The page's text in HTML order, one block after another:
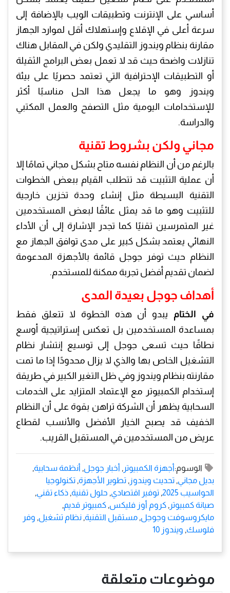
أساسي على الإنترنت وتطبيقات الويب بالإضافة إلى
سرعة أعلى في الإقلاع وإستهلاك أقل لموارد الجهاز
مقارنة بنظام ويندوز التقليدي ولكن في المقابل هناك
تنازلات واضحة حيث قد لا تعمل بعض البرامج الثقيلة
أو التطبيقات الإحترافية التي تعتمد حصريًا على بيئة
ويندوز وهو ما يجعل هذا الحل مناسبًا أكثر
للإستخدامات اليومية مثل التصفح والعمل المكتبي
والدراسة.
مجاني ولكن بشروط تقنية
بالرغم من أن النظام نفسه متاح بشكل مجاني تمامًا إلا
أن عملية التثبيت قد تتطلب القيام ببعض الخطوات
التقنية البسيطة مثل إنشاء وحدة تخزين خارجية
للتثبيت وهو ما قد يمثل عائقًا لبعض المستخدمين
غير المتمرسين تقنيًا كما تجدر الإشارة إلى أن الأداء
النهائي يعتمد بشكل كبير على مدى توافق الجهاز مع
النظام حيث توفر جوجل قائمة بالأجهزة المدعومة
لضمان تقديم أفضل تجربة ممكنة للمستخدم.
أهداف جوجل بعيدة المدى
في الختام يبدو أن هذه الخطوة لا تتعلق فقط
بمساعدة المستخدمين بل تعكس إستراتيجية أوسع
نطاقًا حيث تسعى جوجل إلى توسيع إنتشار نظام
التشغيل الخاص بها والذي لا يزال محدودًا إذا ما تمت
مقارنته بنظام ويندوز وفي ظل التغير الكبير في طريقة
إستخدام الكمبيوتر مع الإعتماد المتزايد على الخدمات
السحابية يظهر أن الشركة تراهن بقوة على أن النظام
الخفيف قد يصبح الخيار الأفضل والأنسب لقطاع
عريض من المستخدمين في المستقبل القريب.
الوسوم:أجهزة الكمبيوتر , أخبار جوجل, أنظمة سحابية,
بديل مجاني, تحديث ويندوز , تطوير الأجهزة, تكنولوجيا
الحواسيب 2025
, توفير اقتصادي, حلول تقنية, ذكاء تقني,
صيانة كمبيوتر , كروم أوز فليكس, كمبيوتر قديم,
مايكروسوفت وجوجل, مستقبل التقنية, نظام تشغيل, وفر
فلوسك, ويندوز 10
موضوعات متعلقة